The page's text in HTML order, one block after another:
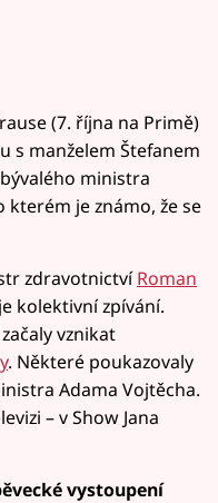
(7. října na Primě)
s manželem Štefanem
ministra
je známo, že se
zdravotnictvíRoman
kolektivní zpívání.
vznikat
. Některé poukazovaly
Adama Vojtěcha.
– v Show Jana
vystoupení